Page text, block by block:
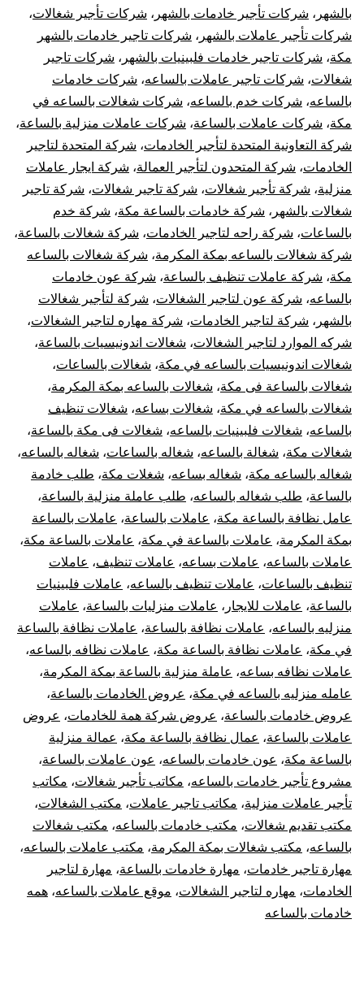
بالشهر ، شركات تأجير خادمات بالشهر ، شركات تأجير شغالات،
شركات تأجير عاملات بالشهر ، شركات تاجير خادمات بالشهر
مكة، شركات تاجير خادمات فلبينيات بالشهر ، شركات تاجير
شغالات، شركات تاجير عاملات بالساعه، شركات خادمات
بالساعه، شركات خدم بالساعه، شركات شغالات بالساعه في
مكة، شركات عاملات بالساعة، شركات عاملات منزلية بالساعة،
شركة التعاونية المتحدة لتأجير الخادمات، شركة المتحدة لتاجير
الخادمات، شركة المتحدون لتأجير العمالة، شركة ايجار عاملات
منزلية، شركة تأجير شغالات، شركة تاجير شغالات، شركة تاجير
شغالات بالشهر ، شركة خادمات بالساعة مكة، شركة خدم
بالساعات، شركة راحه لتاجير الخادمات، شركة شغالات بالساعة،
شركة شغالات بالساعه بمكة المكرمة، شركة شغالات بالساعه
مكة، شركة عاملات تنظيف بالساعة، شركة عون خادمات
بالساعه، شركة عون لتاجير الشغالات، شركة لتأجير شغالات
بالشهر ، شركة لتاجير الخادمات، شركة مهاره لتاجير الشغالات،
شركه الموارد لتاجير الشغالات، شغالات اندونيسيات بالساعة،
شغالات اندونيسيات بالساعه في مكة، شغالات بالساعات،
شغالات بالساعة فى مكة، شغالات بالساعه بمكة المكرمة،
شغالات بالساعه في مكة، شغالات بساعه، شغالات تنظيف
بالساعه، شغالات فلبينيات بالساعه، شغالات فى مكة بالساعة،
شغالات مكة، شغالة بالساعه، شغاله بالساعات، شغاله بالساعه،
شغاله بالساعه مكة، شغاله بساعه، شغلات مكة، طلب خادمة
بالساعة، طلب شغاله بالساعه، طلب عاملة منزلية بالساعة،
عامل نظافة بالساعة مكة، عاملات بالساعة، عاملات بالساعة
بمكة المكرمة، عاملات بالساعة في مكة، عاملات بالساعة مكة،
عاملات بالساعه، عاملات بساعه، عاملات تنظيف، عاملات
تنظيف بالساعات، عاملات تنظيف بالساعه، عاملات فلبينيات
بالساعة، عاملات للايجار ، عاملات منزليات بالساعة، عاملات
منزليه بالساعه، عاملات نظافة بالساعة، عاملات نظافة بالساعة
في مكة، عاملات نظافة بالساعة مكة، عاملات نظافه بالساعه،
عاملات نظافه بساعه، عاملة منزلية بالساعة بمكة المكرمة،
عامله منزليه بالساعه في مكة، عروض الخادمات بالساعة،
عروض خادمات بالساعة، عروض شركة همة للخادمات، عروض
عاملات بالساعة، عمال نظافة بالساعة مكة، عمالة منزلية
بالساعة مكة، عون خادمات بالساعه، عون عاملات بالساعة،
مشروع تأجير خادمات بالساعه، مكاتب تأجير شغالات، مكاتب
تأجير عاملات منزلية، مكاتب تاجير عاملات، مكتب الشغالات،
مكتب تقديم شغالات، مكتب خادمات بالساعه، مكتب شغالات
بالساعه، مكتب شغالات بمكة المكرمة، مكتب عاملات بالساعه،
مهارة تاجير خادمات، مهارة خادمات بالساعة، مهارة لتاجير
الخادمات، مهاره لتاجير الشغالات، موقع عاملات بالساعه، همه
خادمات بالساعه